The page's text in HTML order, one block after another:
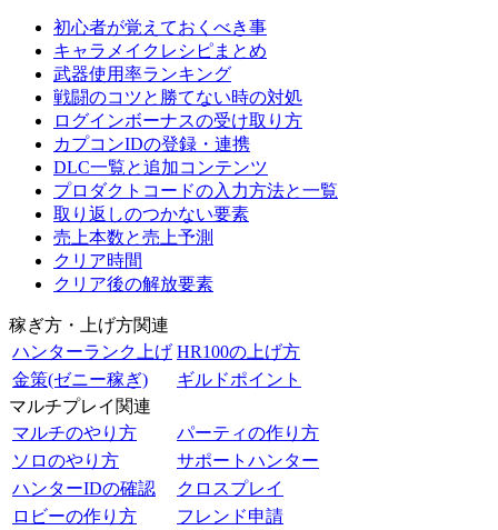
初心者が覚えておくべき事
キャラメイクレシピまとめ
武器使用率ランキング
戦闘のコツと勝てない時の対処
ログインボーナスの受け取り方
カプコンIDの登録・連携
DLC一覧と追加コンテンツ
プロダクトコードの入力方法と一覧
取り返しのつかない要素
売上本数と売上予測
クリア時間
クリア後の解放要素
稼ぎ方・上げ方関連
ハンターランク上げ HR100の上げ方
金策(ゼニー稼ぎ)
ギルドポイント
マルチプレイ関連
マルチのやり方
パーティの作り方
ソロのやり方
サポートハンター
ハンターIDの確認
クロスプレイ
ロビーの作り方
フレンド申請